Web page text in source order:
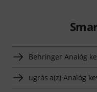
Behringer Analóg
ugrás a(z) Analóg